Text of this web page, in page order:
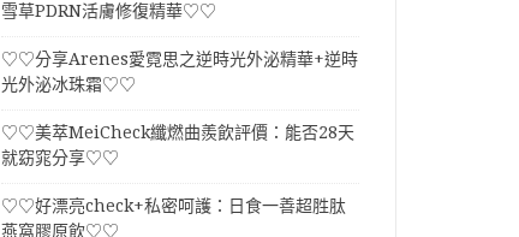
雪草PDRN活膚修復精華♡♡
♡♡分享Arenes愛霓思之逆時光外泌精華+逆時
光外泌冰珠霜♡♡
♡♡美萃MeiCheck纖燃曲羨飲評價：能否28天
就窈窕分享♡♡
♡♡好漂亮check+私密呵護：日食一善超胜肽
燕窩膠原飲♡♡